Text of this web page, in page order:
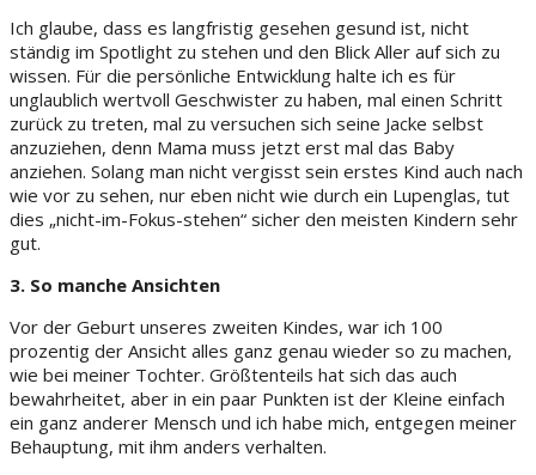
Ich glaube, dass es langfristig gesehen gesund ist, nicht
ständig im Spotlight zu stehen und den Blick Aller auf sich zu
wissen. Für die persönliche Entwicklung halte ich es für
unglaublich wertvoll Geschwister zu haben, mal einen Schritt
zurück zu treten, mal zu versuchen sich seine Jacke selbst
anzuziehen, denn Mama muss jetzt erst mal das Baby
anziehen. Solang man nicht vergisst sein erstes Kind auch nach
wie vor zu sehen, nur eben nicht wie durch ein Lupenglas, tut
dies „nicht-im-Fokus-stehen“ sicher den meisten Kindern sehr
gut.
3. So manche Ansichten
Vor der Geburt unseres zweiten Kindes, war ich 100
prozentig der Ansicht alles ganz genau wieder so zu machen,
wie bei meiner Tochter. Größtenteils hat sich das auch
bewahrheitet, aber in ein paar Punkten ist der Kleine einfach
ein ganz anderer Mensch und ich habe mich, entgegen meiner
Behauptung, mit ihm anders verhalten.